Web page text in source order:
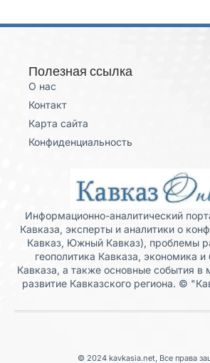
Полезная ссылка
О нас
Контакт
Карта сайта
Конфиденциальность
Информационно-аналитический
Кавказа, эксперты и аналитики о
Кавказ, Южный Кавказ), проблемы
геополитика Кавказа, экономика
Кавказа, а также основные события
развитие Кавказского региона. ©
© 2024 kavkasia.net, Все права